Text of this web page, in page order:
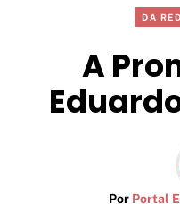
DA
A
Por Portal